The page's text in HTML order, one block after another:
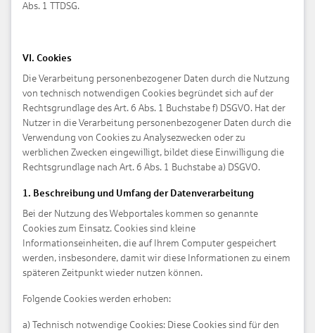
Abs. 1 TTDSG.
VI. Cookies
Die Verarbeitung personenbezogener Daten durch die Nutzung
von technisch notwendigen Cookies begründet sich auf der
Rechtsgrundlage des Art. 6 Abs. 1 Buchstabe f) DSGVO. Hat der
Nutzer in die Verarbeitung personenbezogener Daten durch die
Verwendung von Cookies zu Analysezwecken oder zu
werblichen Zwecken eingewilligt, bildet diese Einwilligung die
Rechtsgrundlage nach Art. 6 Abs. 1 Buchstabe a) DSGVO.
1. Beschreibung und Umfang der Datenverarbeitung
Bei der Nutzung des Webportales kommen so genannte
Cookies zum Einsatz. Cookies sind kleine
Informationseinheiten, die auf Ihrem Computer gespeichert
werden, insbesondere, damit wir diese Informationen zu einem
späteren Zeitpunkt wieder nutzen können.
Folgende Cookies werden erhoben:
a) Technisch notwendige Cookies: Diese Cookies sind für den